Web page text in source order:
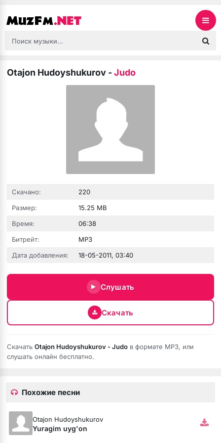
Otajon Hudoyshukurov -Judo
Скачано:
220
Размер:
15.25 MB
Время:
06:38
Битрейт:
MP3
Дата добавления:
18-05-2011, 03:40
Слушать
Скачать
Скачать Otajon Hudoyshukurov - Judo в формате MP3, или
слушать онлайн бесплатно.
Похожие песни
Otajon Hudoyshukurov
Yuragim uyg'on